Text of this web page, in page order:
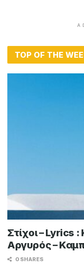
TOP OF THE
Στίχοι – Lyrics
Αργυρός –
0 SHARES